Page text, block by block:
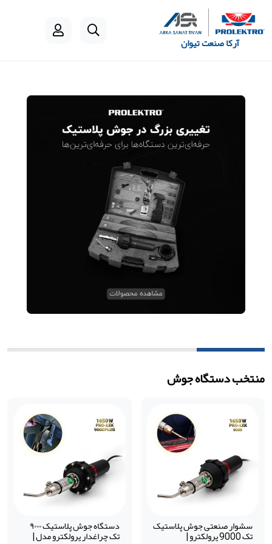
آرکا صنعت تیوان
منتخب دستگاه جوش
سشوار صنعتی جوش پلاستیک
تک 9000 پرولکترو |
دستگاه جوش پلاستیک ۹۰۰۰
تک چراغدار پرولکترو مدل |